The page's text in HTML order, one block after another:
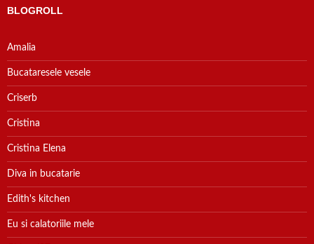
BLOGROLL
Amalia
Bucataresele vesele
Criserb
Cristina
Cristina Elena
Diva in bucatarie
Edith's kitchen
Eu si calatoriile mele